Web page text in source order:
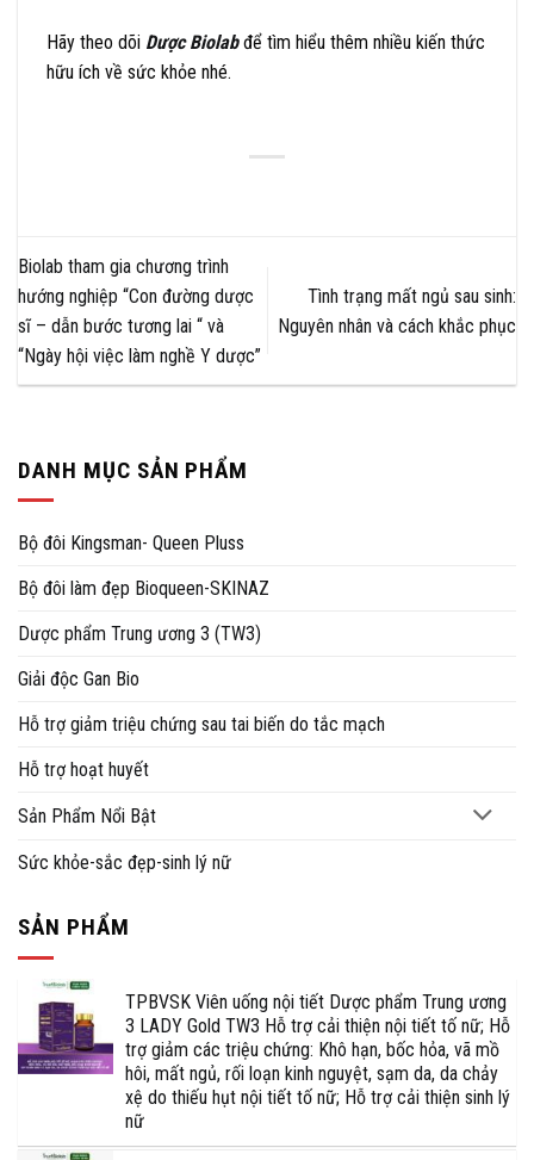
Hãy theo dõi Dược Biolabđể tìm hiểu thêm nhiều kiến thức
hữu ích về sức khỏe nhé.
Biolab tham gia chương trình
hướng nghiệp “Con đường dược
sĩ – dẫn bước tương lai “ và
“Ngày hội việc làm nghề Y dược”
Tình trạng mất ngủ sau sinh:
Nguyên nhân và cách khắc phục
DANH MỤC SẢN PHẨM
Bộ đôi Kingsman- Queen Pluss
Bộ đôi làm đẹp Bioqueen-SKINAZ
Dược phẩm Trung ương 3 (TW3)
Giải độc Gan Bio
Hỗ trợ giảm triệu chứng sau tai biến do tắc mạch
Hỗ trợ hoạt huyết
Sản Phẩm Nổi Bật
Sức khỏe-sắc đẹp-sinh lý nữ
SẢN PHẨM
TPBVSK Viên uống nội tiết Dược phẩm Trung ương
3 LADY Gold TW3 Hỗ trợ cải thiện nội tiết tố nữ; Hỗ
trợ giảm các triệu chứng: Khô hạn, bốc hỏa, vã mồ
hôi, mất ngủ, rối loạn kinh nguyệt, sạm da, da chảy
xệ do thiếu hụt nội tiết tố nữ; Hỗ trợ cải thiện sinh lý
nữ